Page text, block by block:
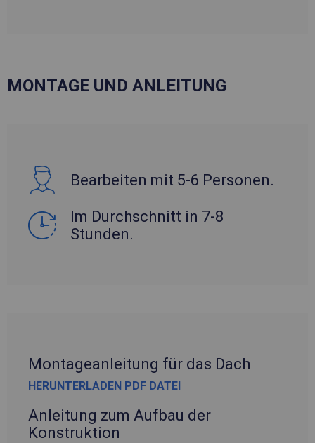
MONTAGE UND ANLEITUNG
Bearbeiten mit 5-6 Personen.
Im Durchschnitt in 7-8
Stunden.
Montageanleitung für das Dach
HERUNTERLADEN PDF DATEI
Anleitung zum Aufbau der
Konstruktion